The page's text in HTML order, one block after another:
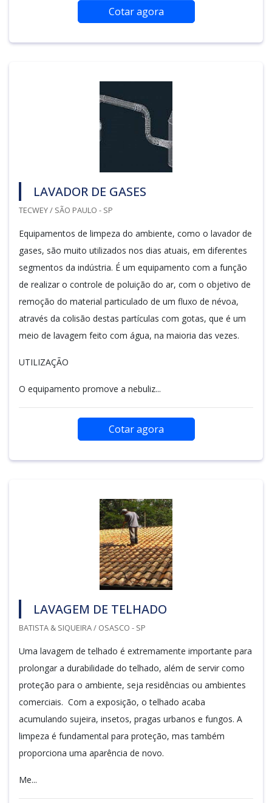
Cotar agora
LAVADOR DE GASES
TECWEY / SÃO PAULO - SP
Equipamentos de limpeza do ambiente, como o lavador de
gases, são muito utilizados nos dias atuais, em diferentes
segmentos da indústria. É um equipamento com a função
de realizar o controle de poluição do ar, com o objetivo de
remoção do material particulado de um fluxo de névoa,
através da colisão destas partículas com gotas, que é um
meio de lavagem feito com água, na maioria das vezes.
UTILIZAÇÃO
O equipamento promove a nebuliz...
Cotar agora
LAVAGEM DE TELHADO
BATISTA & SIQUEIRA / OSASCO - SP
Uma lavagem de telhado é extremamente importante para
prolongar a durabilidade do telhado, além de servir como
proteção para o ambiente, seja residências ou ambientes
comerciais. Com a exposição, o telhado acaba
acumulando sujeira, insetos, pragas urbanos e fungos. A
limpeza é fundamental para proteção, mas também
proporciona uma aparência de novo.
Me...